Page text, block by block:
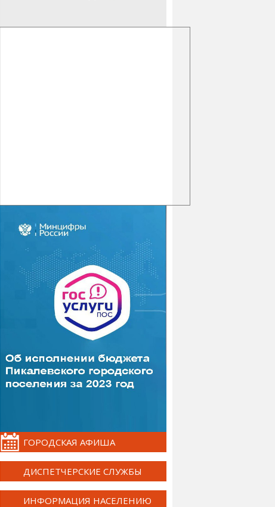
ГОРОДСКАЯ АФИША
ДИСПЕТЧЕРСКИЕ СЛУЖБЫ
ИНФОРМАЦИЯ НАСЕЛЕНИЮ